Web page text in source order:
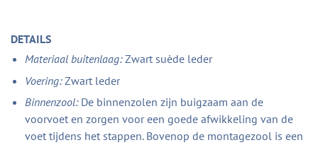
DETAILS
Materiaal buitenlaag:Zwart suède leder
Voering:Zwart leder
Binnenzool:De binnenzolen zijn buigzaam aan de
voorvoet en zorgen voor een goede afwikkeling van de
voet tijdens het stappen. Bovenop de montagezool is een